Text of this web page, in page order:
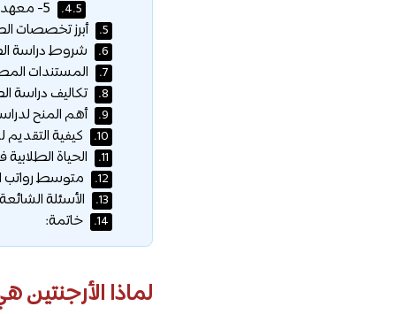
4.5.
5. أبرز تخصصات
6. شروط دراسة
7. المستندات
8. تكاليف دراسة
9. أهم المنح
10. كيفية
11. الحياة الطلابية
12. متوسط رواتب
13. الأسئلة
14. خاتمة:
لماذا